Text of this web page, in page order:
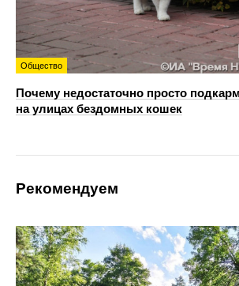
Общество
Почему недостаточно просто
на улицах бездомных кошек
Рекомендуем